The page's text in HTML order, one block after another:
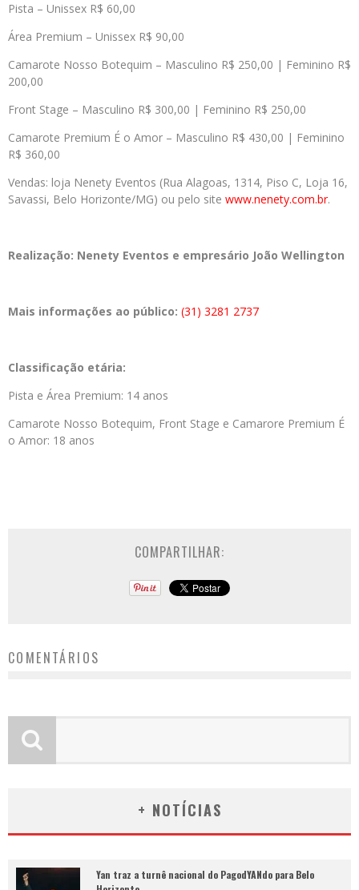
Pista – Unissex R$ 60,00
Área Premium – Unissex R$ 90,00
Camarote Nosso Botequim – Masculino R$ 250,00 | Feminino R$
200,00
Front Stage – Masculino R$ 300,00 | Feminino R$ 250,00
Camarote Premium É o Amor – Masculino R$ 430,00 | Feminino
R$ 360,00
Vendas: loja Nenety Eventos (Rua Alagoas, 1314, Piso C, Loja 16,
Savassi, Belo Horizonte/MG) ou pelo site www.nenety.com.br.
Realização: Nenety Eventos e empresário João Wellington
Mais informações ao público: (31) 3281 2737
Classificação etária:
Pista e Área Premium: 14 anos
Camarote Nosso Botequim, Front Stage e Camarore Premium É
o Amor: 18 anos
COMPARTILHAR:
COMENTÁRIOS
+ NOTÍCIAS
Yan traz a turnê nacional do PagodYANdo para Belo